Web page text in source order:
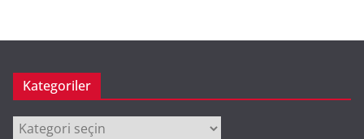
Kategoriler
Kategoriler